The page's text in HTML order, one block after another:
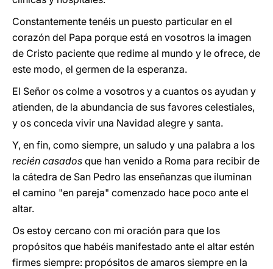
Constantemente tenéis un puesto particular en el
corazón del Papa porque está en vosotros la imagen
de Cristo paciente que redime al mundo y le ofrece, de
este modo, el germen de la esperanza.
El Señor os colme a vosotros y a cuantos os ayudan y
atienden, de la abundancia de sus favores celestiales,
y os conceda vivir una Navidad alegre y santa.
Y, en fin, como siempre, un saludo y una palabra a los
recién casados que han venido a Roma para recibir de
la cátedra de San Pedro las enseñanzas que iluminan
el camino "en pareja" comenzado hace poco ante el
altar.
Os estoy cercano con mi oración para que los
propósitos que habéis manifestado ante el altar estén
firmes siempre: propósitos de amaros siempre en la